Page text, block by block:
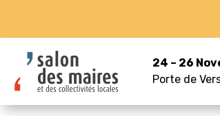
24 – 26
Porte de